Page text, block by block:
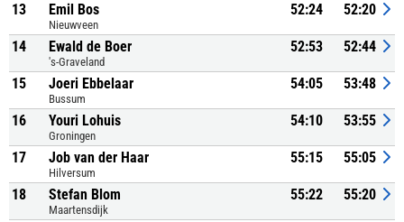
13 Emil Bos
Nieuwveen
52:24 52:20
14 Ewald de Boer
's-Graveland
52:53 52:44
15 Joeri Ebbelaar
Bussum
54:05 53:48
16 Youri Lohuis
Groningen
54:10 53:55
17 Job van der Haar
Hilversum
55:15 55:05
18 Stefan Blom
Maartensdijk
55:22 55:20